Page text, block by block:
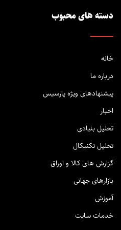
دسته های محبوب
خانه
درباره ما
پیشنهادهای ویژه پارسیس
اخبار
تحلیل بنیادی
تحلیل تکنیکال
گزارش های کالا و اوراق
بازارهای جهانی
آموزش
خدمات سایت